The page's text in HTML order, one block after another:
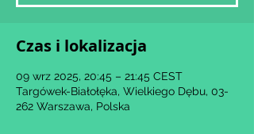
Czas i lokalizacja
09 wrz 2025, 20:45 – 21:45 CEST
Targówek-Białołęka, Wielkiego Dębu, 03-
262 Warszawa, Polska